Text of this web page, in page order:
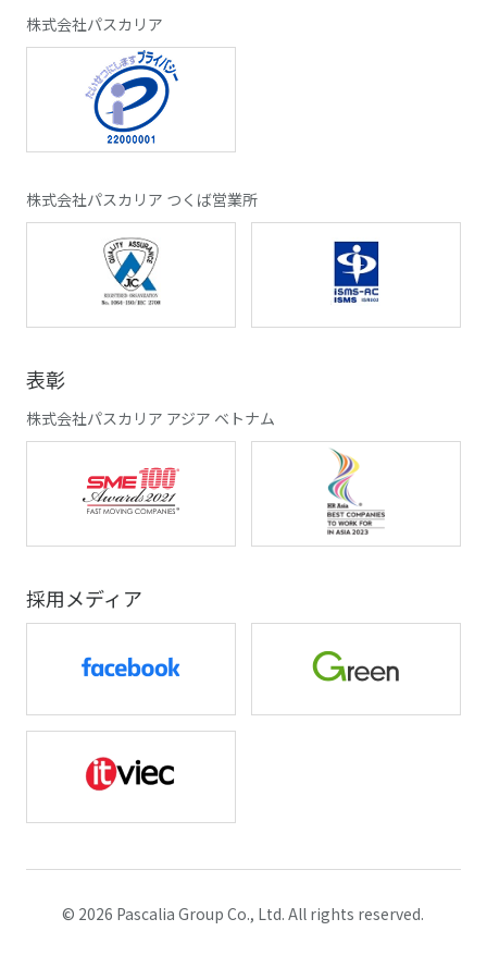
株式会社パスカリア
株式会社パスカリア つくば営業所
表彰
株式会社パスカリア アジア ベトナム
採用メディア
© 2026 Pascalia Group Co., Ltd. All rights reserved.